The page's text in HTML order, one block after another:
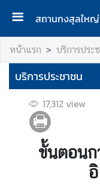
สถานกงสุลให
ห
น้
แ
ร
ก
หน้าแรก บริการประ
บริการประชาชน
17,312 view
ขั้นตอนก